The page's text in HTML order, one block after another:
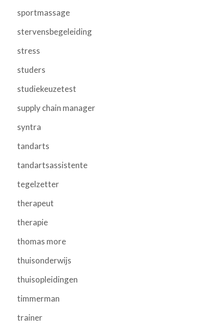
sportmassage
stervensbegeleiding
stress
studers
studiekeuzetest
supply chain manager
syntra
tandarts
tandartsassistente
tegelzetter
therapeut
therapie
thomas more
thuisonderwijs
thuisopleidingen
timmerman
trainer